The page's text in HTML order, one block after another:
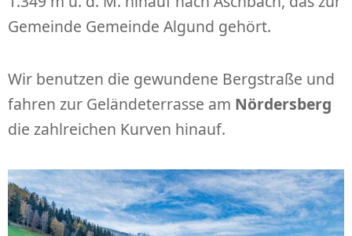
Gemeinde Gemeinde Algund gehört.
Wir benutzen die gewundene Bergstraße und
fahren zur Geländeterrasse am Nördersberg
die zahlreichen Kurven hinauf.